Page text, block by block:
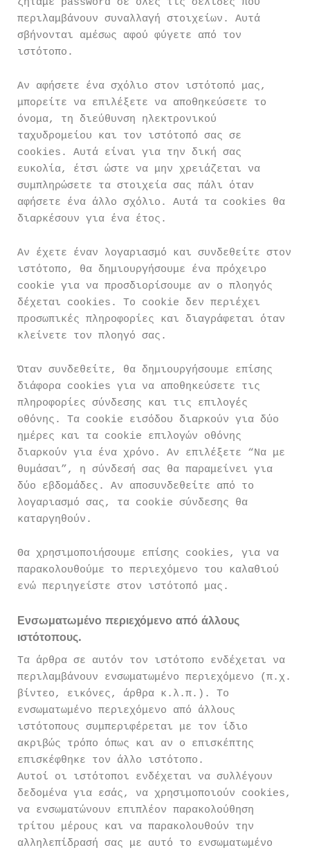
ζητάμε password σε όλες τις σελίδες που
περιλαμβάνουν συναλλαγή στοιχείων. Αυτά
σβήνονται αμέσως αφού φύγετε από τον
ιστότοπο.
Αν αφήσετε ένα σχόλιο στον ιστότοπό μας,
μπορείτε να επιλέξετε να αποθηκεύσετε το
όνομα, τη διεύθυνση ηλεκτρονικού
ταχυδρομείου και τον ιστότοπό σας σε
cookies. Αυτά είναι για την δική σας
ευκολία, έτσι ώστε να μην χρειάζεται να
συμπληρώσετε τα στοιχεία σας πάλι όταν
αφήσετε ένα άλλο σχόλιο. Αυτά τα cookies θα
διαρκέσουν για ένα έτος.
Αν έχετε έναν λογαριασμό και συνδεθείτε στον
ιστότοπο, θα δημιουργήσουμε ένα πρόχειρο
cookie για να προσδιορίσουμε αν ο πλοηγός
δέχεται cookies. Το cookie δεν περιέχει
προσωπικές πληροφορίες και διαγράφεται όταν
κλείνετε τον πλοηγό σας.
Όταν συνδεθείτε, θα δημιουργήσουμε επίσης
διάφορα cookies για να αποθηκεύσετε τις
πληροφορίες σύνδεσης και τις επιλογές
οθόνης. Τα cookie εισόδου διαρκούν για δύο
ημέρες και τα cookie επιλογών οθόνης
διαρκούν για ένα χρόνο. Αν επιλέξετε “Να με
θυμάσαι”, η σύνδεσή σας θα παραμείνει για
δύο εβδομάδες. Αν αποσυνδεθείτε από το
λογαριασμό σας, τα cookie σύνδεσης θα
καταργηθούν.
Θα χρησιμοποιήσουμε επίσης cookies, για να
παρακολουθούμε το περιεχόμενο του καλαθιού
ενώ περιηγείστε στον ιστότοπό μας.
Ενσωματωμένο περιεχόμενο από άλλους
ιστότοπους.
Τα άρθρα σε αυτόν τον ιστότοπο ενδέχεται να
περιλαμβάνουν ενσωματωμένο περιεχόμενο (π.χ.
βίντεο, εικόνες, άρθρα κ.λ.π.). Το
ενσωματωμένο περιεχόμενο από άλλους
ιστότοπους συμπεριφέρεται με τον ίδιο
ακριβώς τρόπο όπως και αν ο επισκέπτης
επισκέφθηκε τον άλλο ιστότοπο.
Αυτοί οι ιστότοποι ενδέχεται να συλλέγουν
δεδομένα για εσάς, να χρησιμοποιούν cookies,
να ενσωματώνουν επιπλέον παρακολούθηση
τρίτου μέρους και να παρακολουθούν την
αλληλεπίδρασή σας με αυτό το ενσωματωμένο